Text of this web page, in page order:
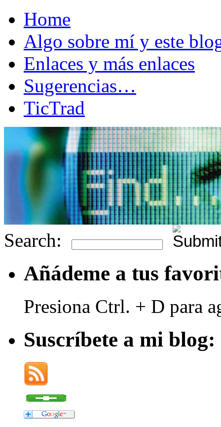
Home
Algo sobre mí y este
Enlaces y más enlaces
Sugerencias…
TicTrad
Search:
Añádeme a tus
Presiona Ctrl. + D para
Suscríbete a mi blog: